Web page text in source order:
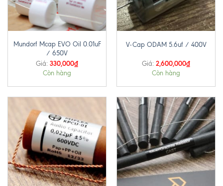
Mundorf Mcap EVO Oil 0.01uF
/ 650V
Giá: 330,000₫
Còn hàng
V-Cap ODAM 5.6uf / 400V
Giá: 2,600,000₫
Còn hàng